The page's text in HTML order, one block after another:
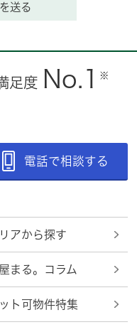
送る
足度 No.1 ※
電話で相談する
アから探す
まる。コラム
ト可物件特集